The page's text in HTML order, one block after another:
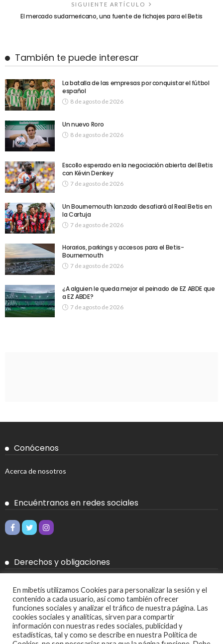
SIGUIENTE ARTÍCULO
El mercado sudamericano, una fuente de fichajes para el Betis
También te puede interesar
La batalla de las empresas por conquistar el fútbol
español
8 de agosto de 2026
Un nuevo Roro
8 de agosto de 2026
Escollo esperado en la negociación abierta del Betis
con Kévin Denkey
7 de agosto de 2026
Un Bournemouth lanzado desafiará al Real Betis en
la Cartuja
7 de agosto de 2026
Horarios, parkings y accesos para el Betis-
Bournemouth
7 de agosto de 2026
¿A alguien le queda mejor el peinado de EZ ABDE que
a EZ ABDE?
7 de agosto de 2026
Conócenos
Acerca de nosotros
Encuéntranos en redes sociales
Derechos y obligaciones
Política de Cookies
Política de privacidad
En mibetis utilizamos Cookies para personalizar la sesión y el
contenido a cada usuario, así como también ofrecer
funciones sociales y analizar el tráfico de nuestra página. Las
cookies sociales y analíticas, sirven para compartir
información con nuestras redes sociales, publicidad y
estadísticas, tal y como se describe en nuestra Política de